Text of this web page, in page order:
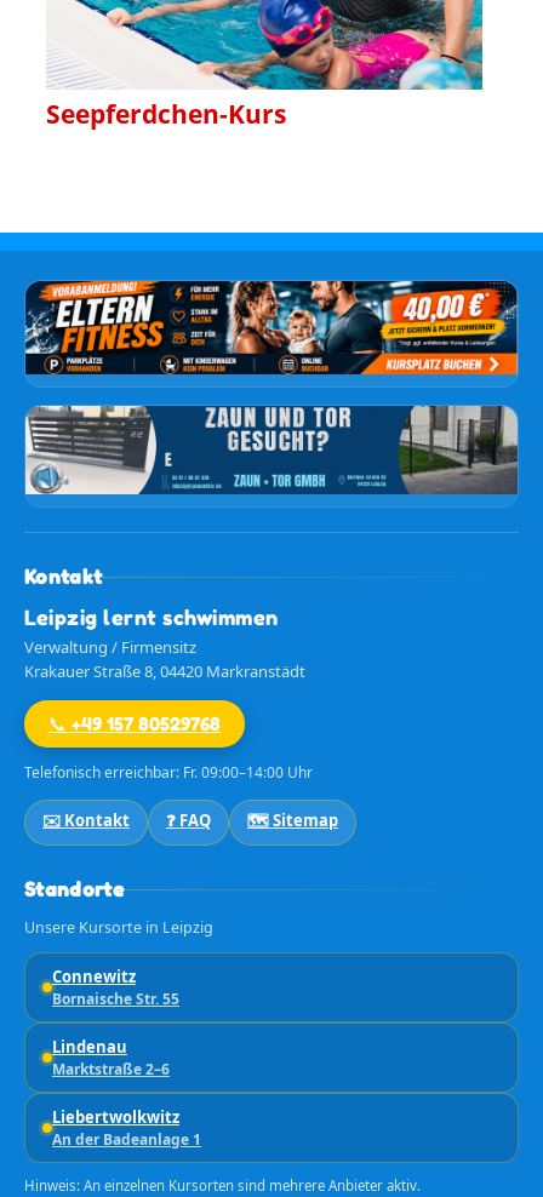
Seepferdchen-Kurs
Kontakt
Leipzig lernt schwimmen
Verwaltung / Firmensitz
Krakauer Straße 8, 04420 Markranstädt
📞 +49 157 80529768
Telefonisch erreichbar: Fr. 09:00–14:00 Uhr
✉️ Kontakt ❓ FAQ 🗺️ Sitemap
Standorte
Unsere Kursorte in Leipzig
Connewitz
Bornaische Str. 55
Lindenau
Marktstraße 2–6
Liebertwolkwitz
An der Badeanlage 1
Hinweis: An einzelnen Kursorten sind mehrere Anbieter aktiv.